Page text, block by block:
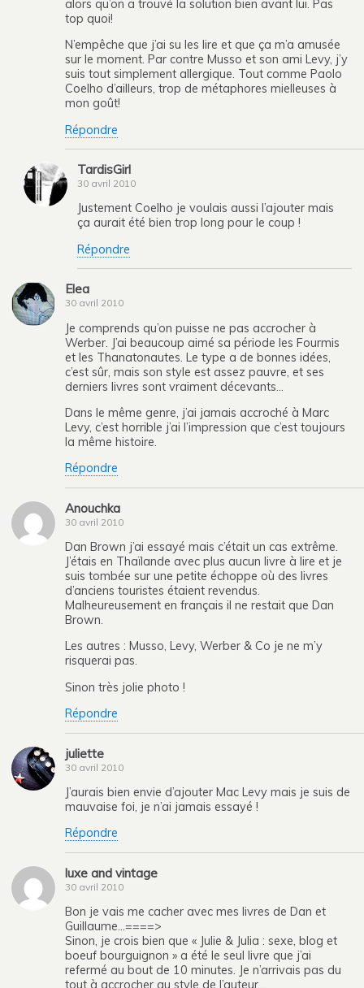
alors qu’on a trouvé la solution bien avant lui. Pas
top quoi!
N’empêche que j’ai su les lire et que ça m’a amusée
sur le moment. Par contre Musso et son ami Levy, j’y
suis tout simplement allergique. Tout comme Paolo
Coelho d’ailleurs, trop de métaphores mielleuses à
mon goût!
Répondre
TardisGirl
30 avril 2010
Justement Coelho je voulais aussi l’ajouter mais
ça aurait été bien trop long pour le coup !
Répondre
Elea
30 avril 2010
Je comprends qu’on puisse ne pas accrocher à
Werber. J’ai beaucoup aimé sa période les Fourmis
et les Thanatonautes. Le type a de bonnes idées,
c’est sûr, mais son style est assez pauvre, et ses
derniers livres sont vraiment décevants…
Dans le même genre, j’ai jamais accroché à Marc
Levy, c’est horrible j’ai l’impression que c’est toujours
la même histoire.
Répondre
Anouchka
30 avril 2010
Dan Brown j’ai essayé mais c’était un cas extrême.
J’étais en Thaïlande avec plus aucun livre à lire et je
suis tombée sur une petite échoppe où des livres
d’anciens touristes étaient revendus.
Malheureusement en français il ne restait que Dan
Brown.
Les autres : Musso, Levy, Werber & Co je ne m’y
risquerai pas.
Sinon très jolie photo !
Répondre
juliette
30 avril 2010
J’aurais bien envie d’ajouter Mac Levy mais je suis de
mauvaise foi, je n’ai jamais essayé !
Répondre
luxe and vintage
30 avril 2010
Bon je vais me cacher avec mes livres de Dan et
Guillaume…====>
Sinon, je crois bien que « Julie & Julia : sexe, blog et
boeuf bourguignon » a été le seul livre que j’ai
refermé au bout de 10 minutes. Je n’arrivais pas du
tout à accrocher au style de l’auteur…